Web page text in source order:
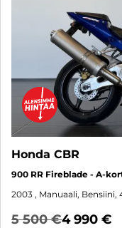
Honda CBR
900 RR Fireblade - A-
2003 , Manuaali, Bensiini,
5 500 €4 990 €